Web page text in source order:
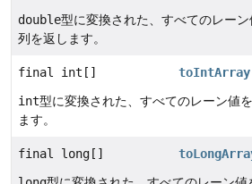
double型に変換された、すべてのレー
列を返します。
final int[] toIntArray
int型に変換された、すべてのレーン値
ます。
final long[]